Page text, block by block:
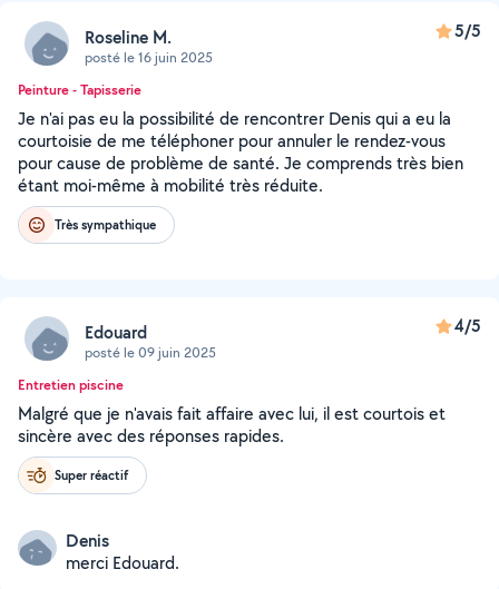
Roseline M.
posté le 16 juin 2025
5/5
Peinture - Tapisserie
Je n'ai pas eu la possibilité de rencontrer Denis qui a eu la
courtoisie de me téléphoner pour annuler le rendez-vous
pour cause de problème de santé. Je comprends très bien
étant moi-même à mobilité très réduite.
Très sympathique
Edouard
posté le 09 juin 2025
4/5
Entretien piscine
Malgré que je n'avais fait affaire avec lui, il est courtois et
sincère avec des réponses rapides.
Super réactif
Denis
merci Edouard.